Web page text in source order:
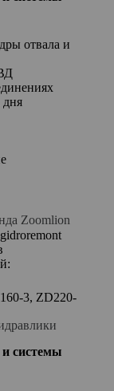
отвала и
дня
Zoomlion
3, ZD220-
системы